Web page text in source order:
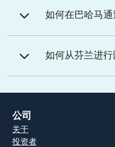
如何在巴哈马通
如何从芬兰进行
公司
关于
投资者